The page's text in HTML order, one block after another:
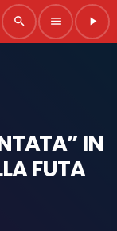
search menu play_arrow
IN
FUTA